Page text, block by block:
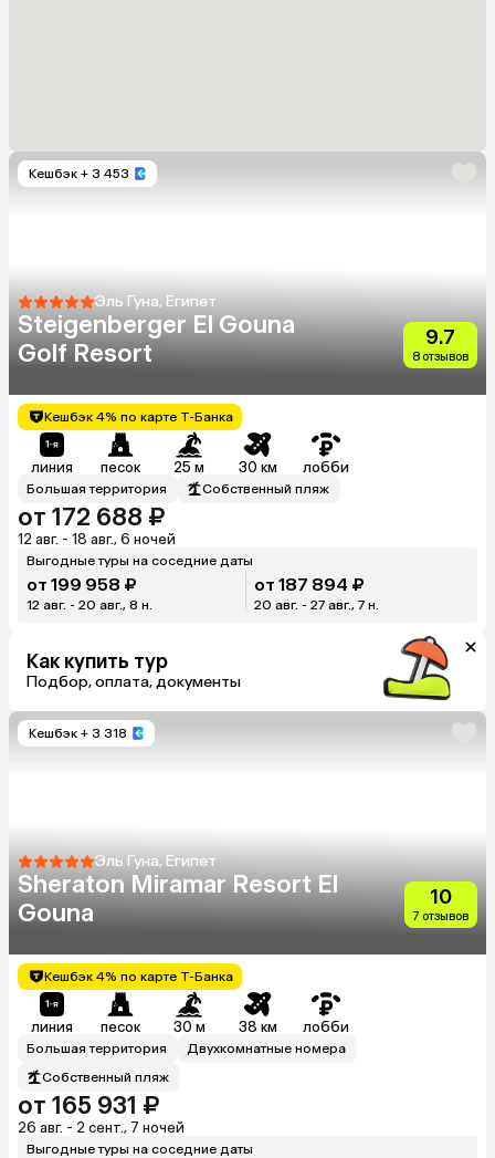
Кешбэк + 3 453
Эль Гуна, Египет
Steigenberger El Gouna
Golf Resort
9.7
8 отзывов
Кешбэк 4% по карте Т-Банка
линия песок 25 м 30 км лобби
Большая территория Собственный пляж
от 172 688 ₽
12 авг. - 18 авг., 6 ночей
Выгодные туры на соседние даты
от 199 958 ₽
12 авг. - 20 авг., 8 н.
от 187 894 ₽
20 авг. - 27 авг., 7 н.
Как купить тур
Подбор, оплата, документы
Кешбэк + 3 318
Эль Гуна, Египет
Sheraton Miramar Resort El
Gouna
10
7 отзывов
Кешбэк 4% по карте Т-Банка
линия песок 30 м 38 км лобби
Большая территория
Двухкомнатные номера
Собственный пляж
от 165 931 ₽
26 авг. - 2 сент., 7 ночей
Выгодные туры на соседние даты